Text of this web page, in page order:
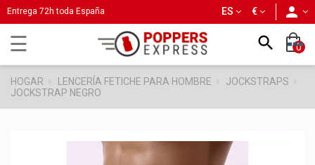
Entrega 72h toda España €
ES
Navegación
de
palanca
☰  0
HOGAR LENCERÍA FETICHE PARA HOMBRE
JOCKSTRAPS
JOCKSTRAP NEGRO